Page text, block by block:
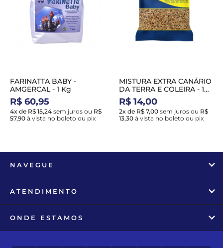
FARINATTA BABY -
AMGERCAL - 1 Kg
R$ 60,95
4x de R$ 15,24 sem juros ou R$
57,90 à vista no boleto ou pix
MISTURA EXTRA CANÁRIO
DA TERRA E COLEIRA - 1
Kg
R$ 14,00
2x de R$ 7,00 sem juros ou R$
13,30 à vista no boleto ou pix
NAVEGUE
ATENDIMENTO
ONDE ESTAMOS